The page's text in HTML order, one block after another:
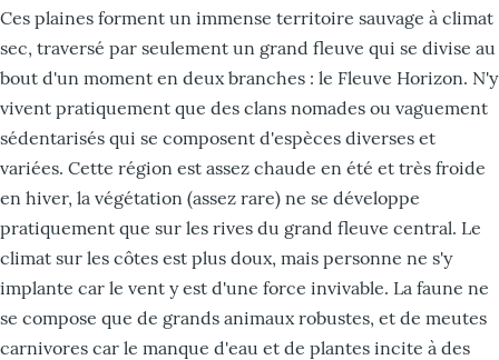
Ces plaines forment un immense territoire sauvage à climat
sec, traversé par seulement un grand fleuve qui se divise au
bout d'un moment en deux branches : le Fleuve Horizon. N'y
vivent pratiquement que des clans nomades ou vaguement
sédentarisés qui se composent d'espèces diverses et
variées. Cette région est assez chaude en été et très froide
en hiver, la végétation (assez rare) ne se développe
pratiquement que sur les rives du grand fleuve central. Le
climat sur les côtes est plus doux, mais personne ne s'y
implante car le vent y est d'une force invivable. La faune ne
se compose que de grands animaux robustes, et de meutes
carnivores car le manque d'eau et de plantes incite à des